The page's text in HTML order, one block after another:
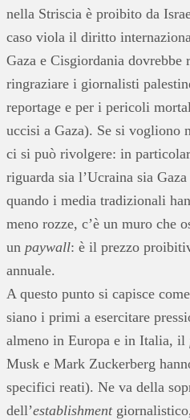
nella Striscia è proibito da
caso viola il diritto
Gaza e Cisgiordania
ringraziare i giornalisti
reportage e per i pericoli
uccisi a Gaza). Se si vogliono
ci si può rivolgere: in
riguarda sia l’Ucraina sia
quando i media tradizionali
meno rozze, c’è un muro che
un paywall: è il prezzo
annuale.
A questo punto si capisce
siano i primi a esercitare
almeno in Europa e in Italia, il
Musk e Mark Zuckerberg
specifici reati). Ne va della
dell’establishment